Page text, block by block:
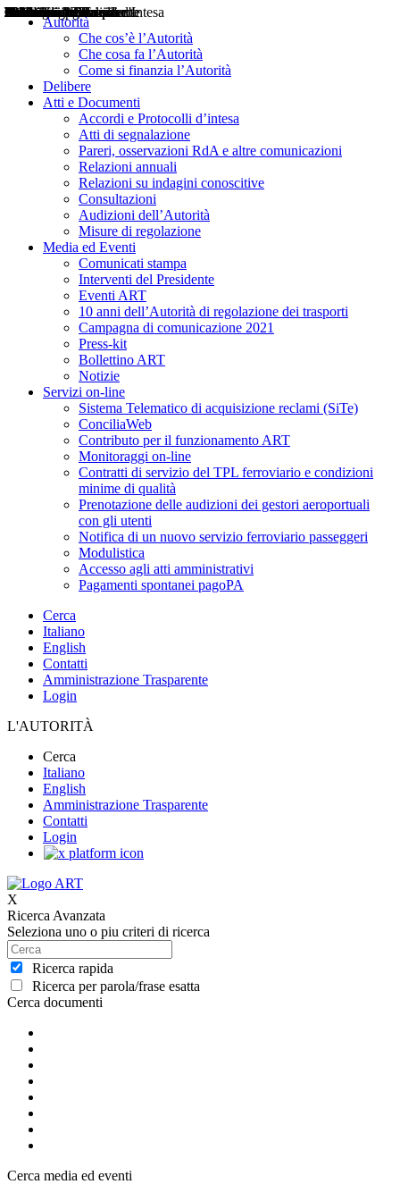
Autorità
Che cos’è l’Autorità
Che cosa fa l’Autorità
Come si finanzia l’Autorità
Delibere
Atti e Documenti
Accordi e Protocolli d’intesa
Atti di segnalazione
Pareri, osservazioni RdA e altre comunicazioni
Relazioni annuali
Relazioni su indagini conoscitive
Consultazioni
Audizioni dell’Autorità
Misure di regolazione
Media ed Eventi
Comunicati stampa
Interventi del Presidente
Eventi ART
10 anni dell’Autorità di regolazione dei trasporti
Campagna di comunicazione 2021
Press-kit
Bollettino ART
Notizie
Servizi on-line
Sistema Telematico di acquisizione reclami (SiTe)
ConciliaWeb
Contributo per il funzionamento ART
Monitoraggi on-line
Contratti di servizio del TPL ferroviario e condizioni
minime di qualità
Prenotazione delle audizioni dei gestori aeroportuali
con gli utenti
Notifica di un nuovo servizio ferroviario passeggeri
Modulistica
Accesso agli atti amministrativi
Pagamenti spontanei pagoPA
Cerca
Italiano
English
Contatti
Amministrazione Trasparente
Login
L'AUTORITÀ
Cerca
Italiano
English
Amministrazione Trasparente
Contatti
Login
X
Ricerca Avanzata
Seleziona uno o piu criteri di ricerca
Ricerca rapida
Ricerca per parola/frase esatta
Cerca documenti
Delibere
Pareri
Consultazioni
Audizioni
Atti di Segnalazione
Accordi e Protocolli d'Intesa
Relazioni annuali
Misure di regolazione
Cerca media ed eventi
Notizie
Comunicati Stampa
Bollettini ART
Convegni ART
Interviste del Presidente
Articoli in primo piano
Interventi del Presidente
2004
2005
2010
2013
2014
2015
2016
2017
2018
2019
202
2020
2021
2022
2023
2024
2025
2026
Aereo
Marittimo
Terrestre